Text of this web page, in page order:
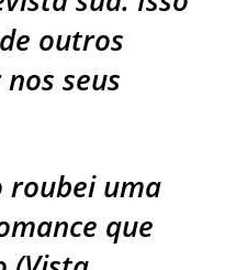
outros
seus
roubei uma
que